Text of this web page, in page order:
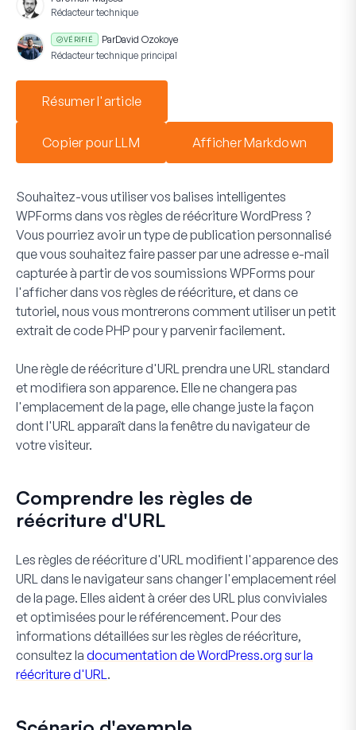
Rédacteur technique
VÉRIFIÉ ParDavid Ozokoye
Rédacteur technique principal
Résumer l'article
Copier pour LLM Afficher Markdown
Souhaitez-vous utiliser vos balises intelligentes
WPForms dans vos règles de réécriture WordPress ?
Vous pourriez avoir un type de publication personnalisé
que vous souhaitez faire passer par une adresse e-mail
capturée à partir de vos soumissions WPForms pour
l'afficher dans vos règles de réécriture, et dans ce
tutoriel, nous vous montrerons comment utiliser un petit
extrait de code PHP pour y parvenir facilement.
Une règle de réécriture d'URL prendra une URL standard
et modifiera son apparence. Elle ne changera pas
l'emplacement de la page, elle change juste la façon
dont l'URL apparaît dans la fenêtre du navigateur de
votre visiteur.
Comprendre les règles de
réécriture d'URL
Les règles de réécriture d'URL modifient l'apparence des
URL dans le navigateur sans changer l'emplacement réel
de la page. Elles aident à créer des URL plus conviviales
et optimisées pour le référencement. Pour des
informations détaillées sur les règles de réécriture,
consultez la documentation de WordPress.org sur la
réécriture d'URL .